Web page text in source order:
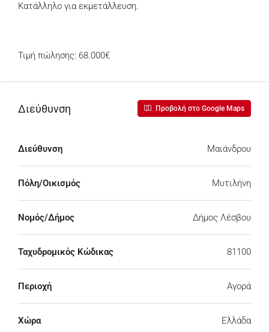
Κατάλληλο για εκμετάλλευση.
Τιμή πώλησης: 68.000€
Διεύθυνση Προβολή στο Google Maps
Διεύθυνση Μαιάνδρου
Πόλη/Οικισμός Μυτιλήνη
Νομός/Δήμος Δήμος Λέσβου
Ταχυδρομικός Κώδικας 81100
Περιοχή Αγορά
Χώρα Ελλάδα